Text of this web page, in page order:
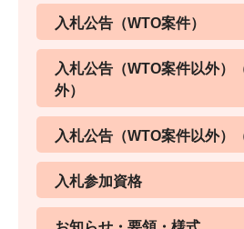
入札公告（WTO案件）
入札公告（WTO案件以外）
外）
入札公告（WTO案件以外）
入札参加資格